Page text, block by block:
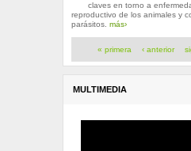
claves en torno a
reproductivo de los animales y
parásitos. más›
Páginas
« primera ‹ anterior
MULTIMEDIA